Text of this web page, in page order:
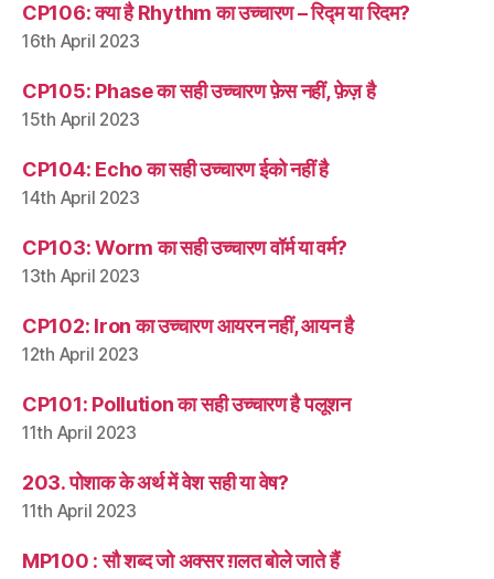
CP106: क्या है Rhythm का उच्चारण – रिद्म या रिदम?
16th April 2023
CP105: Phase का सही उच्चारण फ़ेस नहीं, फ़ेज़ है
15th April 2023
CP104: Echo का सही उच्चारण ईको नहीं है
14th April 2023
CP103: Worm का सही उच्चारण वॉर्म या वर्म?
13th April 2023
CP102: Iron का उच्चारण आयरन नहीं, आयन है
12th April 2023
CP101: Pollution का सही उच्चारण है पलूशन
11th April 2023
203. पोशाक के अर्थ में वेश सही या वेष?
11th April 2023
MP100 : सौ शब्द जो अक्सर ग़लत बोले जाते हैं